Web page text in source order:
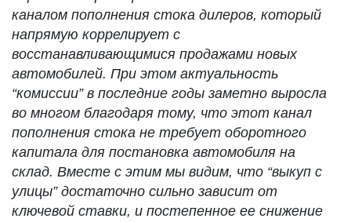
каналом пополнения стока дилеров, который
напрямую коррелирует с
восстанавливающимися продажами новых
автомобилей. При этом актуальность
“комиссии” в последние годы заметно выросла
во многом благодаря тому, что этот канал
пополнения стока не требует оборотного
капитала для постановка автомобиля на
склад. Вместе с этим мы видим, что “выкуп с
улицы” достаточно сильно зависит от
ключевой ставки, и постепенное ее снижение